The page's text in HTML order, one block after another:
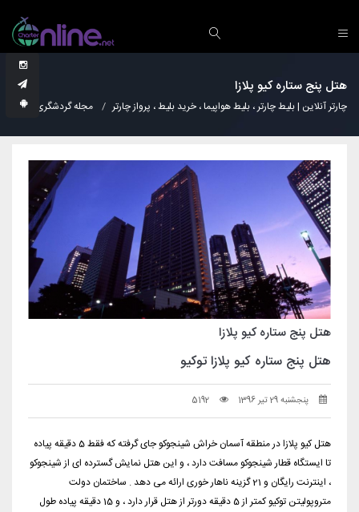
هتل پنج ستاره کیو پلازا
چارتر آنلاین | بلیط چارتر ، بلیط هواپیما ، خرید بلیط ، پرواز چارتر مجله گردشگری
هتل پنج ستاره کیو پلازا
هتل پنج ستاره کیو پلازا توکیو
پنجشنبه 29 تیر 1396 5192
هتل کیو پلازا در منطقه آسمان خراش شینجوکو جای گرفته که فقط 5 دقیقه پیاده
تا ایستگاه قطار شینجوکو مسافت دارد ، و این هتل نمایش گسترده ای از شینجوکو
، اینترنت رایگان و 21 گزینه ناهار خوری ارائه می دهد . ساختمان دولت
متروپولیتن توکیو کمتر از 5 دقیقه دورتر از هتل قرار دارد ، و 15 دقیقه پیاده طول